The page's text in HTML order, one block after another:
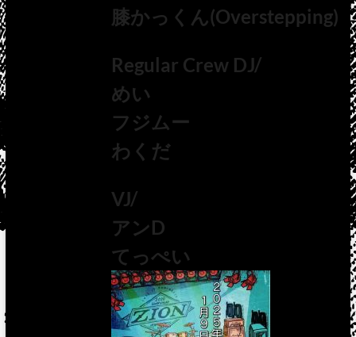
膝かっくん(Overstepping)
Regular Crew DJ/
めい
フジムー
わくだ
VJ/
アンD
てっぺい